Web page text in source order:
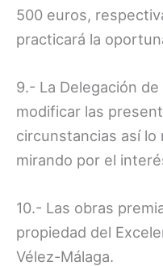
500 euros,
practicará la
9.- La Delegación
modificar las
circunstancias así
mirando por el
10.- Las obras
propiedad del
Vélez-Málaga.